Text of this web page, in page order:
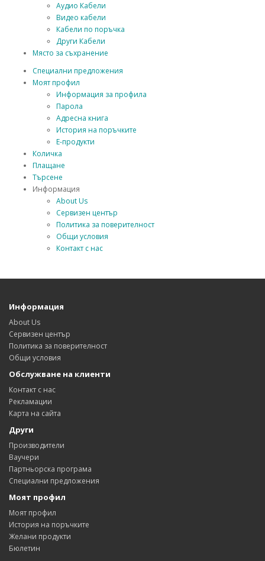
Аудио Кабели
Видео кабели
Кабели по поръчка
Други Кабели
Място за съхранение
Специални предложения
Моят профил
Информация за профила
Парола
Адресна книга
История на поръчките
Е-продукти
Количка
Плащане
Търсене
Информация
About Us
Сервизен център
Политика за поверителност
Общи условия
Контакт с нас
Информация
About Us
Сервизен център
Политика за поверителност
Общи условия
Обслужване на клиенти
Контакт с нас
Рекламации
Карта на сайта
Други
Производители
Ваучери
Партньорска програма
Специални предложения
Моят профил
Моят профил
История на поръчките
Желани продукти
Бюлетин